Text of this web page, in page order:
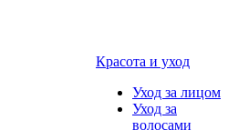
Красота и уход
Уход за лицом
Уход за
волосами